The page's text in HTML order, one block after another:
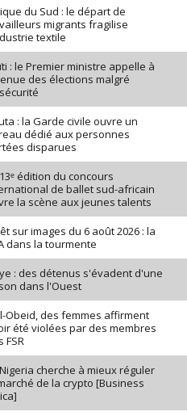
du Sud : le départ de
migrants fragilise
textile
: le Premier ministre appelle à
des élections malgré
: la Garde civile ouvre un
dédié aux personnes
disparues
édition du concours
de ballet sud-africain
la scène aux jeunes talents
sur images du 6 août 2026 : la
dans la tourmente
: des détenus s'évadent d'une
dans l'Ouest
Obeid, des femmes affirment
été violées par des membres
FSR
cherche à mieux réguler
de la crypto [Business